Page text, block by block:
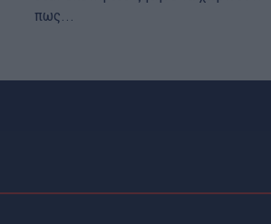
πως...